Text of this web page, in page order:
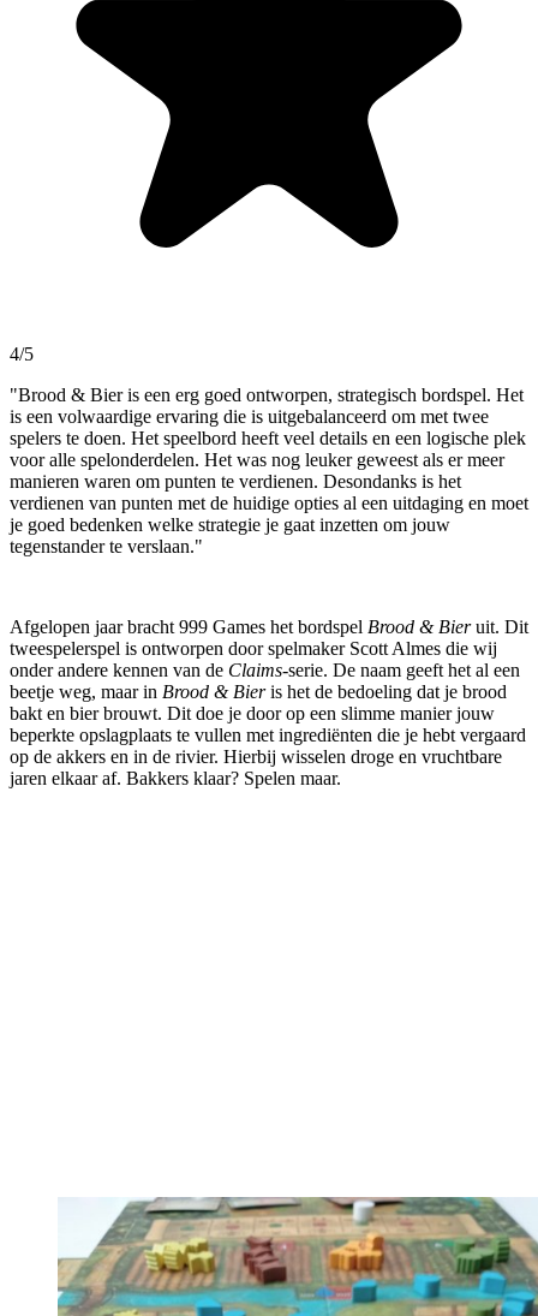
4/5
"Brood & Bier is een erg goed ontworpen, strategisch bordspel. Het
is een volwaardige ervaring die is uitgebalanceerd om met twee
spelers te doen. Het speelbord heeft veel details en een logische plek
voor alle spelonderdelen. Het was nog leuker geweest als er meer
manieren waren om punten te verdienen. Desondanks is het
verdienen van punten met de huidige opties al een uitdaging en moet
je goed bedenken welke strategie je gaat inzetten om jouw
tegenstander te verslaan."
Afgelopen jaar bracht 999 Games het bordspel Brood & Bieruit. Dit
tweespelerspel is ontworpen door spelmaker Scott Almes die wij
onder andere kennen van de Claims-serie. De naam geeft het al een
beetje weg, maar in Brood & Bieris het de bedoeling dat je brood
bakt en bier brouwt. Dit doe je door op een slimme manier jouw
beperkte opslagplaats te vullen met ingrediënten die je hebt vergaard
op de akkers en in de rivier. Hierbij wisselen droge en vruchtbare
jaren elkaar af. Bakkers klaar? Spelen maar.